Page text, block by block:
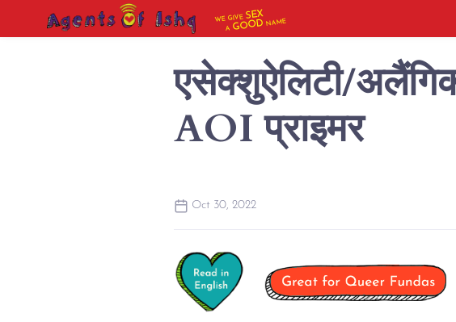
WE GIVESEX
AGOOD NAME
एसेक्शुऐलिटी/
AOI प्राइमर
Oct 30, 2022